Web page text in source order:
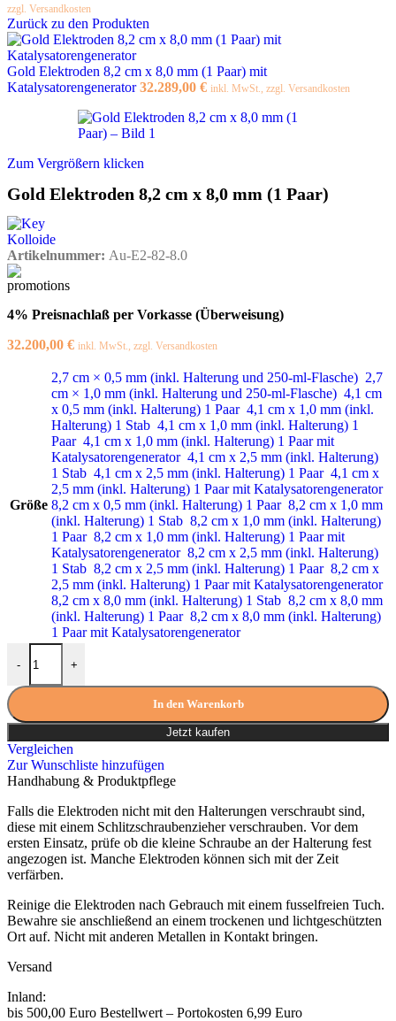
zzgl. Versandkosten
Zurück zu den Produkten
Gold Elektroden 8,2 cm x 8,0 mm (1 Paar) mit
Katalysatorengenerator32.289,00 € inkl. MwSt., zzgl. Versandkosten
Zum Vergrößern klicken
Gold Elektroden 8,2 cm x 8,0 mm (1 Paar)
Artikelnummer: Au-E2-82-8.0
4% Preisnachlaß per Vorkasse (Überweisung)
32.200,00 € inkl. MwSt., zzgl. Versandkosten
Größe
2,7 cm × 0,5 mm (inkl. Halterung und 250-ml-Flasche) 2,7
cm × 1,0 mm (inkl. Halterung und 250-ml-Flasche) 4,1 cm
x 0,5 mm (inkl. Halterung) 1 Paar 4,1 cm x 1,0 mm (inkl.
Halterung) 1 Stab 4,1 cm x 1,0 mm (inkl. Halterung) 1
Paar 4,1 cm x 1,0 mm (inkl. Halterung) 1 Paar mit
Katalysatorengenerator 4,1 cm x 2,5 mm (inkl. Halterung)
1 Stab 4,1 cm x 2,5 mm (inkl. Halterung) 1 Paar 4,1 cm x
2,5 mm (inkl. Halterung) 1 Paar mit Katalysatorengenerator
8,2 cm x 0,5 mm (inkl. Halterung) 1 Paar 8,2 cm x 1,0 mm
(inkl. Halterung) 1 Stab 8,2 cm x 1,0 mm (inkl. Halterung)
1 Paar 8,2 cm x 1,0 mm (inkl. Halterung) 1 Paar mit
Katalysatorengenerator 8,2 cm x 2,5 mm (inkl. Halterung)
1 Stab 8,2 cm x 2,5 mm (inkl. Halterung) 1 Paar 8,2 cm x
2,5 mm (inkl. Halterung) 1 Paar mit Katalysatorengenerator
8,2 cm x 8,0 mm (inkl. Halterung) 1 Stab 8,2 cm x 8,0 mm
(inkl. Halterung) 1 Paar 8,2 cm x 8,0 mm (inkl. Halterung)
1 Paar mit Katalysatorengenerator
-
Gold Elektroden 8,2 cm x 8,0 mm (1 Paar) Menge
+
In den Warenkorb
Jetzt kaufen
Vergleichen
Zur Wunschliste hinzufügen
Handhabung & Produktpflege
Falls die Elektroden nicht mit den Halterungen verschraubt sind,
diese mit einem Schlitzschraubenzieher verschrauben. Vor dem
ersten Einsatz, prüfe ob die kleine Schraube an der Halterung fest
angezogen ist. Manche Elektroden können sich mit der Zeit
verfärben.
Reinige die Elektroden nach Gebrauch mit einem fusselfreien Tuch.
Bewahre sie anschließend an einem trockenen und lichtgeschützten
Ort auf. Nicht mit anderen Metallen in Kontakt bringen.
Versand
Inland:
bis 500,00 Euro Bestellwert – Portokosten 6,99 Euro